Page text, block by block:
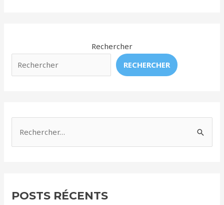
Oubliée
Rechercher
RECHERCHER
r
POSTS RÉCENTS